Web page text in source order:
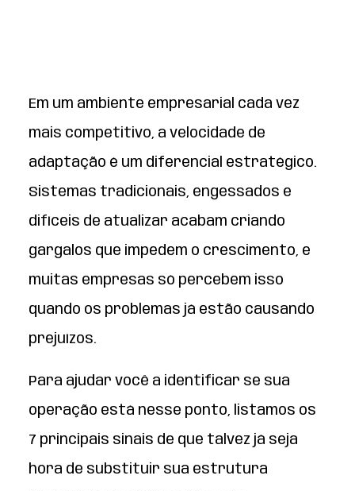
Em um ambiente empresarial cada vez
mais competitivo, a velocidade de
adaptação é um diferencial estratégico.
Sistemas tradicionais, engessados e
difíceis de atualizar acabam criando
gargalos que impedem o crescimento, e
muitas empresas só percebem isso
quando os problemas já estão causando
prejuízos.
Para ajudar você a identificar se sua
operação está nesse ponto, listamos os
7 principais sinais de que talvez já seja
hora de substituir sua estrutura